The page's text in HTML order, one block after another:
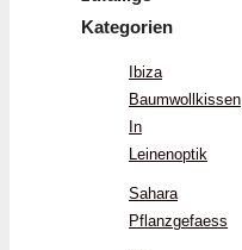
Kategorien
Ibiza
Baumwollkissen
In
Leinenoptik
Sahara
Pflanzgefaess